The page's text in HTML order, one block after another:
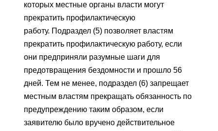
которых местные органы власти могут
прекратить профилактическую
работу. Подраздел (5) позволяет властям
прекратить профилактическую работу, если
они предприняли разумные шаги для
предотвращения бездомности и прошло 56
дней. Тем не менее, подраздел (6) запрещает
местным властям прекращать обязанность по
предупреждению таким образом, если
заявителю было вручено действительное